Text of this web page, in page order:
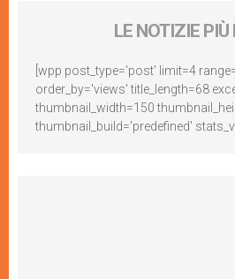
LE NOTIZIE PIÙ
[wpp post_type='post' limit=4
order_by='views' title_length=68
thumbnail_width=150
thumbnail_build='predefined'